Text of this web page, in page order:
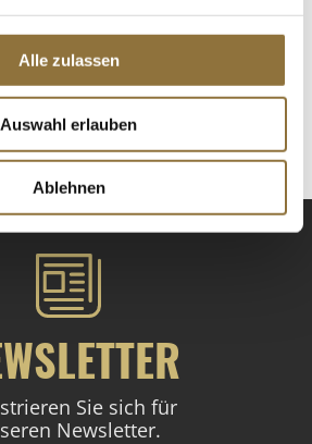
Alle zulassen
Auswahl erlauben
Ablehnen
Sie sich für
Newsletter.